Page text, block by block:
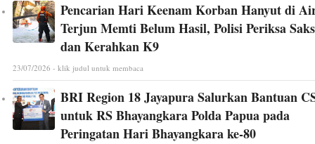
Pencarian Hari Keenam Korban Hanyut di
Terjun Memti Belum Hasil, Polisi Periksa
dan Kerahkan K9
23/07/2026 - klik judul untuk membaca
BRI Region 18 Jayapura Salurkan Bantuan
untuk RS Bhayangkara Polda Papua pada
Peringatan Hari Bhayangkara ke-80